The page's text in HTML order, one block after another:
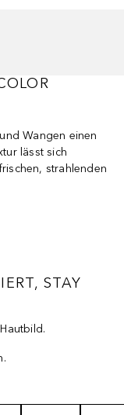
Wangen einen
lässt sich
strahlenden
STAY